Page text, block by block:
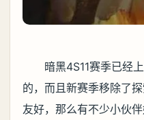
暗黑4S11赛季已经
的，而且新赛季移除了
友好，那么有不少小伙